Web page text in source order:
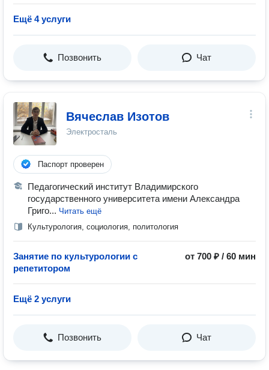
Ещё 4 услуги
Позвонить Чат
Вячеслав Изотов
Электросталь
Паспорт проверен
Педагогический институт Владимирского
государственного университета имени Александра
Григо... Читать ещё
Культурология, социология, политология
Занятие по культурологии с
репетитором
от 700 ₽ / 60 мин
Ещё 2 услуги
Позвонить Чат